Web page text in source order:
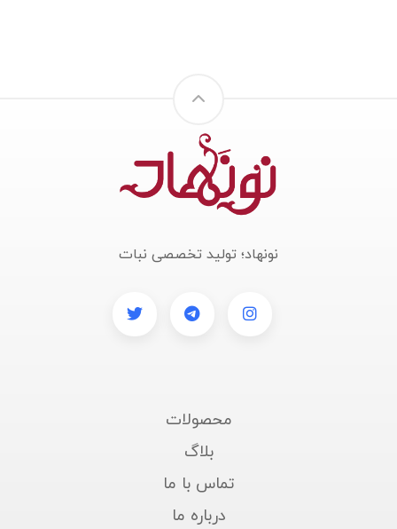
نونهاد؛ تولید تخصصی نبات
محصولات
بلاگ
تماس با ما
درباره ما